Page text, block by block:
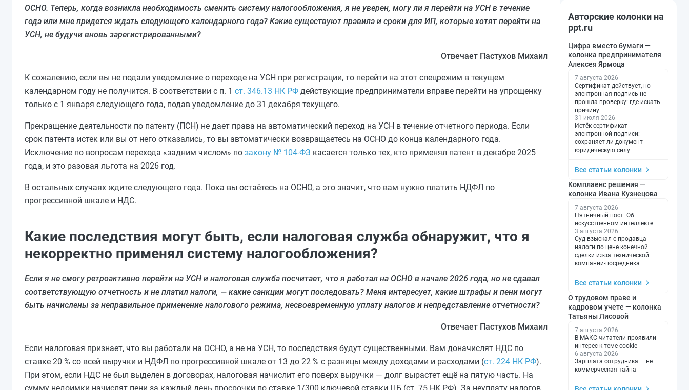
ОСНО. Теперь, когда возникла необходимость сменить систему налогообложения, я не уверен, могу ли я перейти на УСН в течение
года или мне придется ждать следующего календарного года? Какие существуют правила и сроки для ИП, которые хотят перейти на
УСН, не будучи вновь зарегистрированными?
Отвечает Пастухов Михаил
К сожалению, если вы не подали уведомление о переходе на УСН при регистрации, то перейти на этот спецрежим в текущем
календарном году не получится. В соответствии с п. 1 ст. 346.13 НК РФ действующие предприниматели вправе перейти на упрощенку
только с 1 января следующего года, подав уведомление до 31 декабря текущего.
Прекращение деятельности по патенту (ПСН) не дает права на автоматический переход на УСН в течение отчетного периода. Если
срок патента истек или вы от него отказались, то вы автоматически возвращаетесь на ОСНО до конца календарного года.
Исключение по вопросам перехода «задним числом» по закону № 104-ФЗ касается только тех, кто применял патент в декабре 2025
года, и это разовая льгота на 2026 год.
В остальных случаях ждите следующего года. Пока вы остаётесь на ОСНО, а это значит, что вам нужно платить НДФЛ по
прогрессивной шкале и НДС.
Какие последствия могут быть, если налоговая служба обнаружит, что я
некорректно применял систему налогообложения?
Если я не смогу ретроактивно перейти на УСН и налоговая служба посчитает, что я работал на ОСНО в начале 2026 года, но не сдавал
соответствующую отчетность и не платил налоги, — какие санкции могут последовать? Меня интересует, какие штрафы и пени могут
быть начислены за неправильное применение налогового режима, несвоевременную уплату налогов и непредставление отчетности?
Отвечает Пастухов Михаил
Если налоговая признает, что вы работали на ОСНО, а не на УСН, то последствия будут существенными. Вам доначислят НДС по
ставке 20 % со всей выручки и НДФЛ по прогрессивной шкале от 13 до 22 % с разницы между доходами и расходами (ст. 224 НК РФ).
При этом, если НДС не был выделен в договорах, налоговая начислит его поверх выручки — долг вырастет ещё на пятую часть. На
Авторские колонки на
ppt.ru
Цифра вместо бумаги —
колонка предпринимателя
Алексея Ярмоца
7 августа 2026
Сертификат действует, но
электронная подпись не
прошла проверку: где искать
причину
31 июля 2026
Истёк сертификат
электронной подписи:
сохраняет ли документ
юридическую силу
Все статьи колонки
Комплаенс решения —
колонка Ивана Кузнецова
7 августа 2026
Пятничный пост. Об
искусственном интеллекте
3 августа 2026
Суд взыскал с продавца
налоги по цене конечной
сделки из-за технической
компании-посредника
Все статьи колонки
О трудовом праве и
кадровом учете — колонка
Татьяны Лисовой
7 августа 2026
В МАКС читатели проявили
интерес к теме cookie
6 августа 2026
Зарплата сотрудника — не
коммерческая тайна